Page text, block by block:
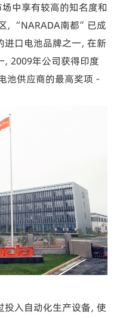
中享有较高的知名度和
，“NARADA南都”已成
口电池品牌之一，在新
2009年公司获得印度
池供应商的最高奖项－
入自动化生产设备，使